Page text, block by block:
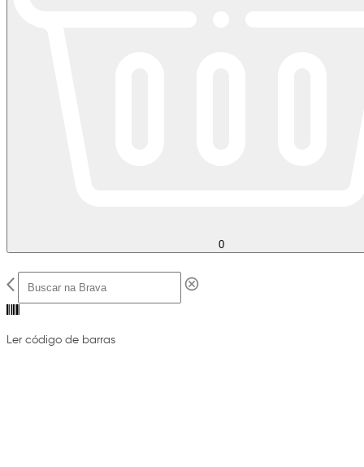
0
Ler código de barras